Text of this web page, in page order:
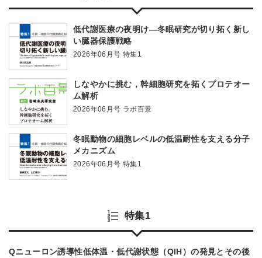
低代謝医療の夜明け―冬眠研究が切り拓く新し
い臓器保護戦略
2026年06月号 特集1
しなやかに挑む，幹細胞研究を拓くプロテオー
ム解析
2026年06月号 ラボ百景
冬眠動物の細胞レベルの低温耐性を支える分子
メカニズム
2026年06月号 特集1
特集1
Qニューロン誘導性低体温・低代謝状態（QIH）の発見とその後